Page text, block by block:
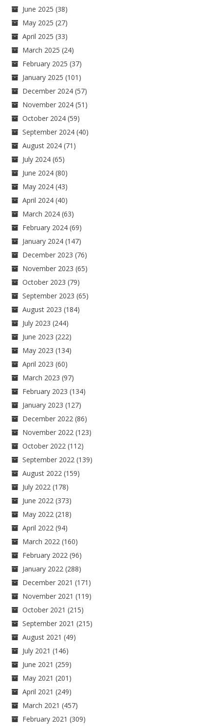
June 2025 (38)
May 2025 (27)
April 2025 (33)
March 2025 (24)
February 2025 (37)
January 2025 (101)
December 2024 (57)
November 2024 (51)
October 2024 (59)
September 2024 (40)
August 2024 (71)
July 2024 (65)
June 2024 (80)
May 2024 (43)
April 2024 (40)
March 2024 (63)
February 2024 (69)
January 2024 (147)
December 2023 (76)
November 2023 (65)
October 2023 (79)
September 2023 (65)
August 2023 (184)
July 2023 (244)
June 2023 (222)
May 2023 (134)
April 2023 (60)
March 2023 (97)
February 2023 (134)
January 2023 (127)
December 2022 (86)
November 2022 (123)
October 2022 (112)
September 2022 (139)
August 2022 (159)
July 2022 (178)
June 2022 (373)
May 2022 (218)
April 2022 (94)
March 2022 (160)
February 2022 (96)
January 2022 (288)
December 2021 (171)
November 2021 (119)
October 2021 (215)
September 2021 (215)
August 2021 (49)
July 2021 (146)
June 2021 (259)
May 2021 (201)
April 2021 (249)
March 2021 (457)
February 2021 (309)